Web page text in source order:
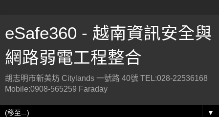
eSafe360 - 越南資訊安全與
網路弱電工程整合
胡志明市新美坊 Citylands 一號路 40號 TEL:028-22536168
Mobile:0908-565259 Faraday
▼